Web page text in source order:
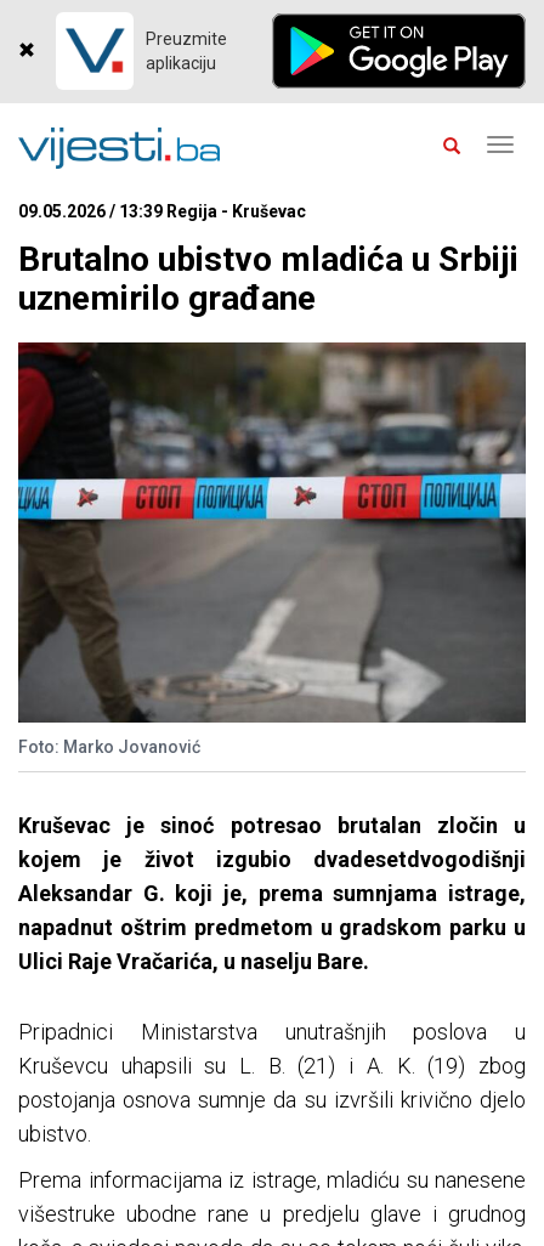
Preuzmite
aplikaciju
09.05.2026 / 13:39 Regija - Kruševac
Brutalno ubistvo mladića u Srbiji
uznemirilo građane
Foto: Marko Jovanović
Kruševac je sinoć potresao brutalan zločin u
kojem je život izgubio dvadesetdvogodišnji
Aleksandar G. koji je, prema sumnjama istrage,
napadnut oštrim predmetom u gradskom parku u
Ulici Raje Vračarića, u naselju Bare.
Pripadnici Ministarstva unutrašnjih poslova u
Kruševcu uhapsili su L. B. (21) i A. K. (19) zbog
postojanja osnova sumnje da su izvršili krivično djelo
ubistvo.
Prema informacijama iz istrage, mladiću su nanesene
višestruke ubodne rane u predjelu glave i grudnog